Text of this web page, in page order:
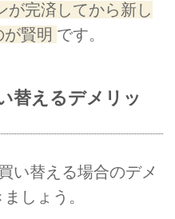
が完済してから新し
賢明 です。
替えるデメリッ
い替える場合のデメ
しょう。